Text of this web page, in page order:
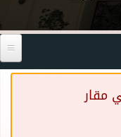
مقار